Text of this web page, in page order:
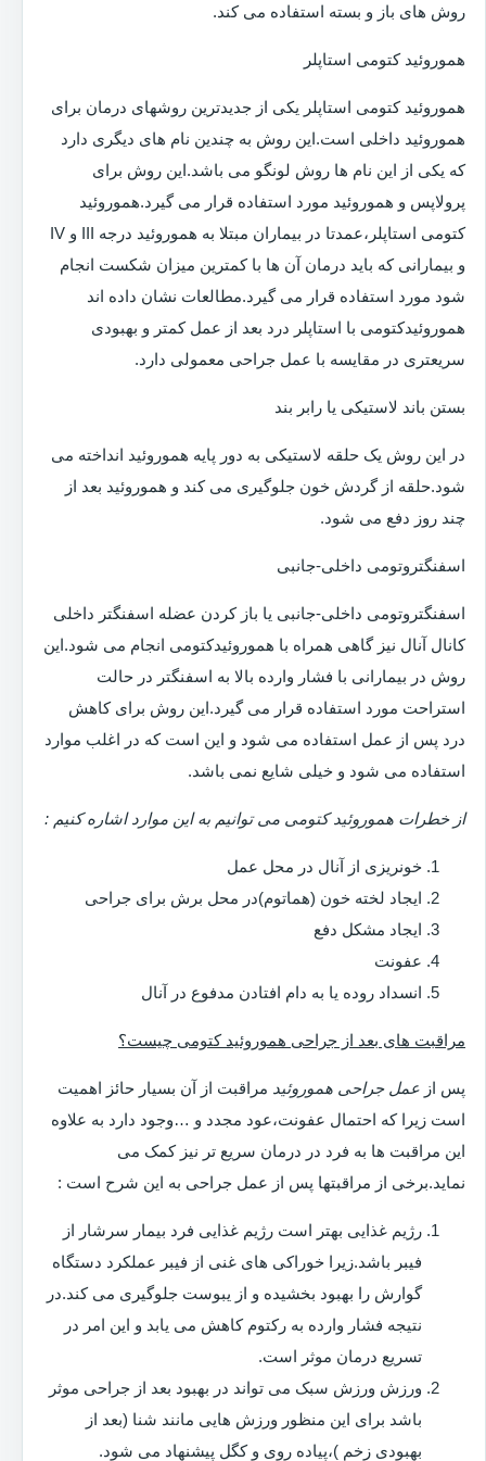
روش های باز و بسته استفاده می کند.
هموروئید کتومی استاپلر
هموروئید کتومی استاپلر یکی از جدیدترین روشهای درمان برای
هموروئید داخلی است.این روش به چندین نام های دیگری دارد
که یکی از این نام ها روش لونگو می باشد.این روش برای
پرولاپس و هموروئید مورد استفاده قرار می گیرد.هموروئید
کتومی استاپلر،عمدتا در بیماران مبتلا به هموروئید درجه III و IV
و بیمارانی که باید درمان آن ها با کمترین میزان شکست انجام
شود مورد استفاده قرار می گیرد.مطالعات نشان داده اند
هموروئیدکتومی با استاپلر درد بعد از عمل کمتر و بهبودی
سریعتری در مقایسه با عمل جراحی معمولی دارد.
بستن باند لاستیکی یا رابر بند
در این روش یک حلقه لاستیکی به دور پایه هموروئید انداخته می
شود.حلقه از گردش خون جلوگیری می کند و هموروئید بعد از
چند روز دفع می شود.
اسفنگتروتومی داخلی-جانبی
اسفنگتروتومی داخلی-جانبی یا باز کردن عضله اسفنگتر داخلی
کانال آنال نیز گاهی همراه با هموروئیدکتومی انجام می شود.این
روش در بیمارانی با فشار وارده بالا به اسفنگتر در حالت
استراحت مورد استفاده قرار می گیرد.این روش برای کاهش
درد پس از عمل استفاده می شود و این است که در اغلب موارد
استفاده می شود و خیلی شایع نمی باشد.
از خطرات هموروئید کتومی می توانیم به این موارد اشاره کنیم :
خونریزی از آنال در محل عمل
ایجاد لخته خون (هماتوم)در محل برش برای جراحی
ایجاد مشکل دفع
عفونت
انسداد روده یا به دام افتادن مدفوع در آنال
مراقبت های بعد از جراحی هموروئید کتومی چیست؟
پس از عمل جراحی هموروئید مراقبت از آن بسیار حائز اهمیت
است زیرا که احتمال عفونت،عود مجدد و …وجود دارد به علاوه
این مراقبت ها به فرد در درمان سریع تر نیز کمک می
نماید.برخی از مراقبتها پس از عمل جراحی به این شرح است :
رژیم غذایی بهتر است رژیم غذایی فرد بیمار سرشار از
فیبر باشد.زیرا خوراکی های غنی از فیبر عملکرد دستگاه
گوارش را بهبود بخشیده و از یبوست جلوگیری می کند.در
نتیجه فشار وارده به رکتوم کاهش می یابد و این امر در
تسریع درمان موثر است.
ورزش ورزش سبک می تواند در بهبود بعد از جراحی موثر
باشد برای این منظور ورزش هایی مانند شنا (بعد از
بهبودی زخم )،پیاده روی و کگل پیشنهاد می شود.